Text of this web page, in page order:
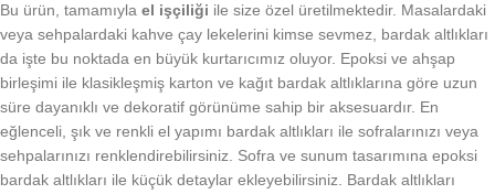
Bu ürün, tamamıyla el işçiliği ile size özel üretilmektedir. Masalardaki
veya sehpalardaki kahve çay lekelerini kimse sevmez, bardak altlıkları
da işte bu noktada en büyük kurtarıcımız oluyor. Epoksi ve ahşap
birleşimi ile klasikleşmiş karton ve kağıt bardak altlıklarına göre uzun
süre dayanıklı ve dekoratif görünüme sahip bir aksesuardır. En
eğlenceli, şık ve renkli el yapımı bardak altlıkları ile sofralarınızı veya
sehpalarınızı renklendirebilirsiniz. Sofra ve sunum tasarımına epoksi
bardak altlıkları ile küçük detaylar ekleyebilirsiniz. Bardak altlıkları